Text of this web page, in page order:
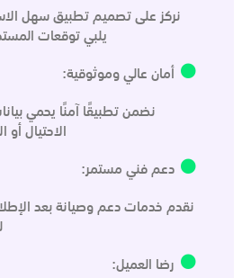
نركز على تصميم تطبيق سهل
يلبي توقعات
أمان عالي وموثوقية:
نضمن تطبيقًا آمنًا يحمي
الاحتيال
دعم فني مستمر:
نقدم خدمات دعم وصيانة بعد
رضا العميل: